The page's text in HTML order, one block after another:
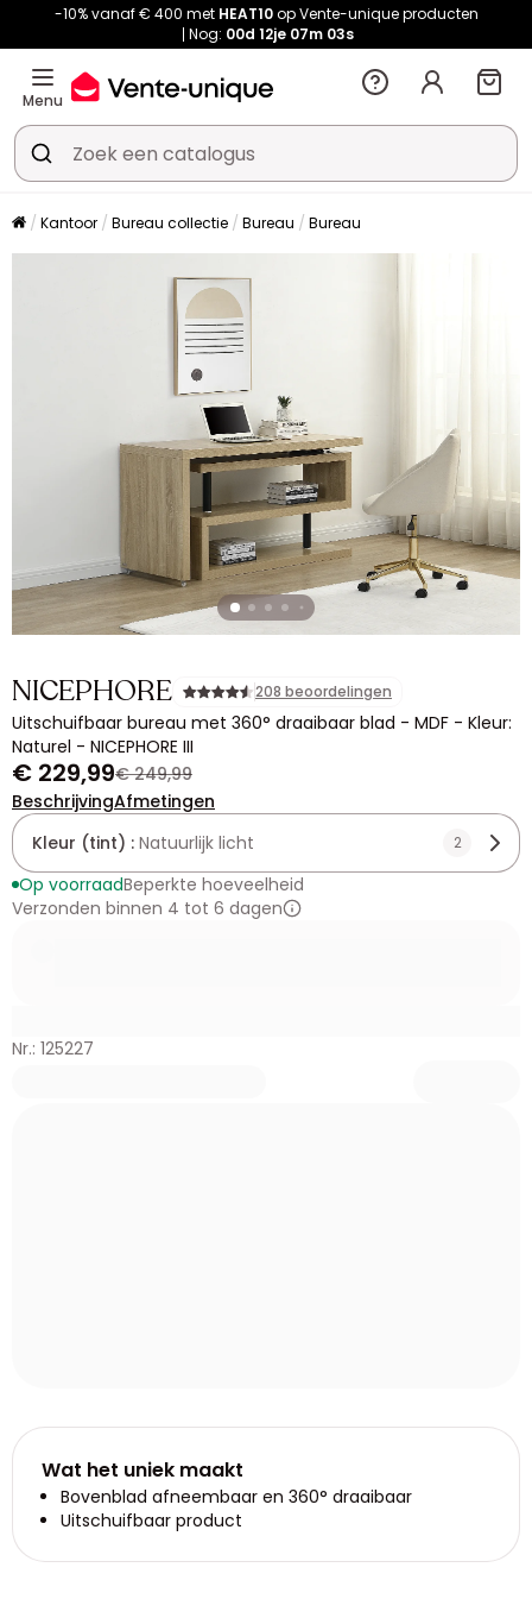
-10% vanaf € 400 met HEAT10op Vente-unique producten
Nog: 00d 12je 07m 02s
Menu
Kantoor Bureau collectie Bureau Bureau
NICEPHORE 208 beoordelingen
Uitschuifbaar bureau met 360° draaibaar blad - MDF - Kleur:
Naturel - NICEPHORE III
€ 229,99€ 249,99
BeschrijvingAfmetingen
Kleur (tint) : Natuurlijk licht 2
Op voorraadBeperkte hoeveelheid
Verzonden binnen 4 tot 6 dagen
Nr.: 125227
Wat het uniek maakt
Bovenblad afneembaar en 360° draaibaar
Uitschuifbaar product